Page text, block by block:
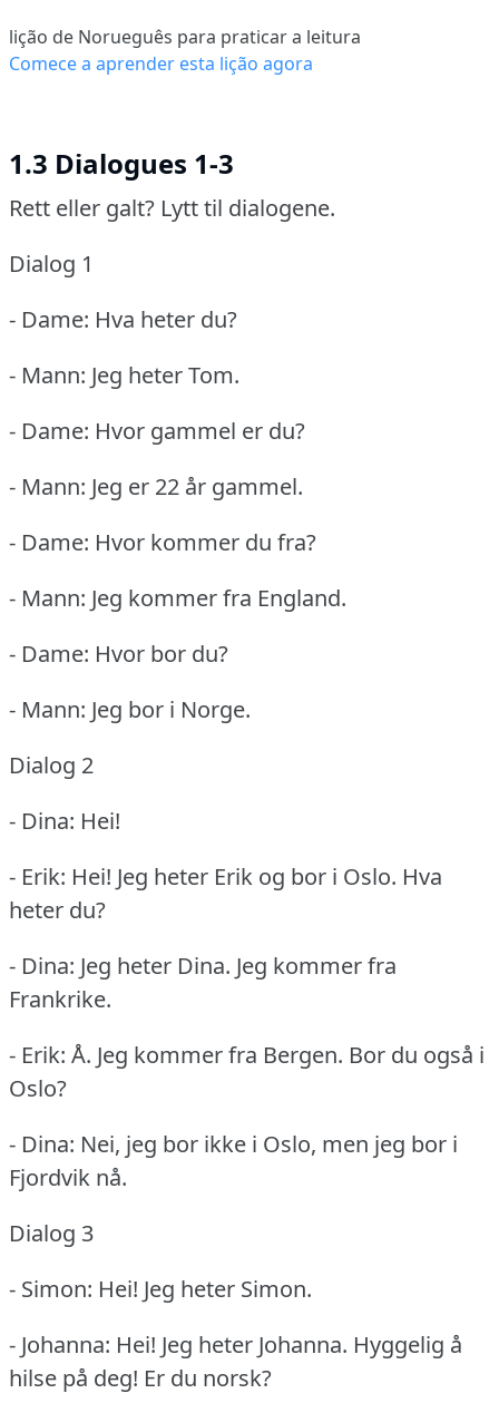
lição de Norueguês para praticar a leitura
Comece a aprender esta lição agora
1.3 Dialogues 1-3
Rett eller galt? Lytt til dialogene.
Dialog 1
- Dame: Hva heter du?
- Mann: Jeg heter Tom.
- Dame: Hvor gammel er du?
- Mann: Jeg er 22 år gammel.
- Dame: Hvor kommer du fra?
- Mann: Jeg kommer fra England.
- Dame: Hvor bor du?
- Mann: Jeg bor i Norge.
Dialog 2
- Dina: Hei!
- Erik: Hei! Jeg heter Erik og bor i Oslo. Hva
heter du?
- Dina: Jeg heter Dina. Jeg kommer fra
Frankrike.
- Erik: Å. Jeg kommer fra Bergen. Bor du også i
Oslo?
- Dina: Nei, jeg bor ikke i Oslo, men jeg bor i
Fjordvik nå.
Dialog 3
- Simon: Hei! Jeg heter Simon.
- Johanna: Hei! Jeg heter Johanna. Hyggelig å
hilse på deg! Er du norsk?